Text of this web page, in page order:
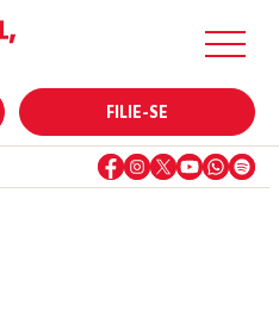
FILIE-SE